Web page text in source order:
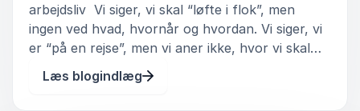
arbejdsliv Vi siger, vi skal “løfte i flok”, men
ingen ved hvad, hvornår og hvordan. Vi siger, vi
er “på en rejse”, men vi aner ikke, hvor vi skal
hen, og hvorfor vi overhovedet skulle afsted. Vi
siger “vi står midt i en transformation”, men det
Læs blogindlæg